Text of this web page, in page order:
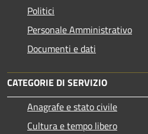
Politici
Personale Amministrativo
Documenti e dati
CATEGORIE DI SERVIZIO
Anagrafe e stato civile
Cultura e tempo libero